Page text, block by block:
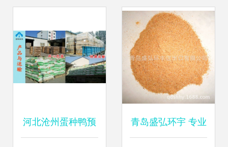
河北沧州蛋种鸭预 青岛盛弘环宇 专业